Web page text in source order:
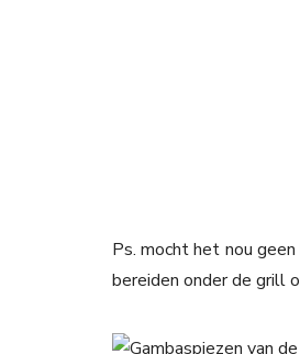
Ps. mocht het nou
bereiden onder de grill